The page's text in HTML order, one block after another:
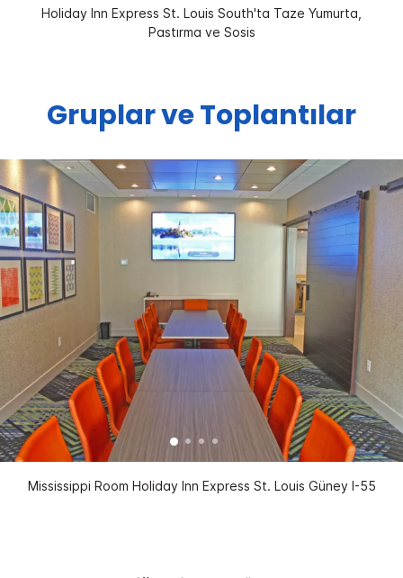
Holiday Inn Express St. Louis South'ta Taze Yumurta,
Pastırma ve Sosis
Gruplar ve Toplantılar
Mississippi Room Holiday Inn Express St. Louis Güney I-55